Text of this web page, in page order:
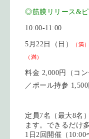
◎筋膜リリース&ピ
10:00-11:00
5月22日（日） （満）
（満）
料金 2,000円（コ
／ポール持参 1,500
定員7名（最大8名
ます。できるだけ
1日2回開催（